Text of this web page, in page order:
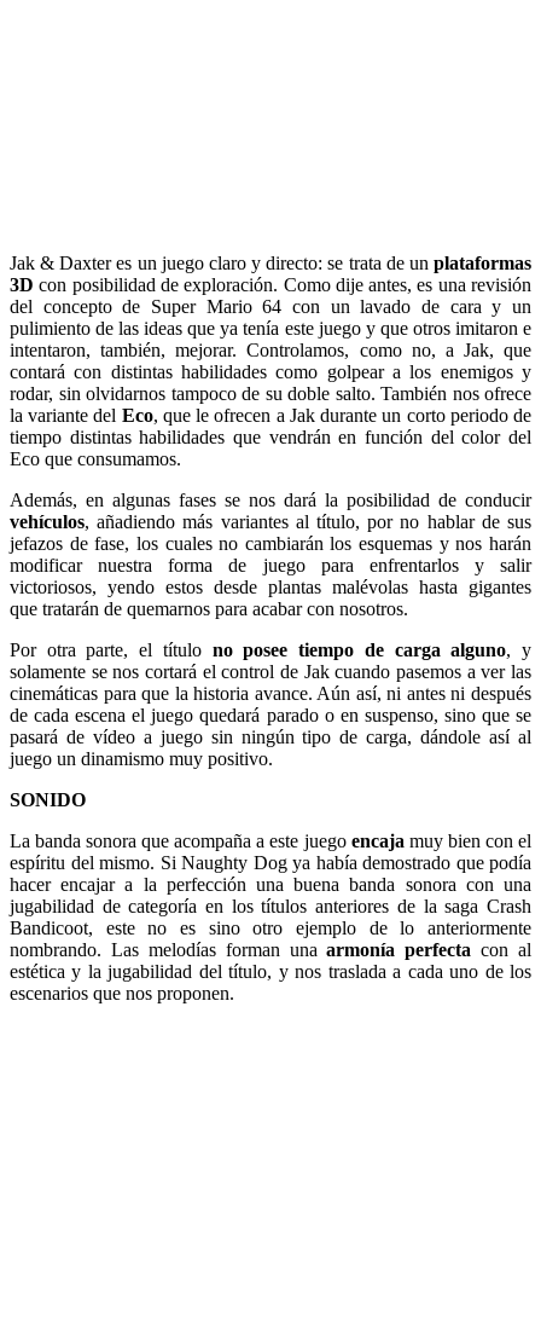
Jak & Daxter es un juego claro y directo: se trata de un plataformas
3D con posibilidad de exploración. Como dije antes, es una revisión
del concepto de Super Mario 64 con un lavado de cara y un
pulimiento de las ideas que ya tenía este juego y que otros imitaron e
intentaron, también, mejorar. Controlamos, como no, a Jak, que
contará con distintas habilidades como golpear a los enemigos y
rodar, sin olvidarnos tampoco de su doble salto. También nos ofrece
la variante del Eco, que le ofrecen a Jak durante un corto periodo de
tiempo distintas habilidades que vendrán en función del color del
Eco que consumamos.
Además, en algunas fases se nos dará la posibilidad de conducir
vehículos, añadiendo más variantes al título, por no hablar de sus
jefazos de fase, los cuales no cambiarán los esquemas y nos harán
modificar nuestra forma de juego para enfrentarlos y salir
victoriosos, yendo estos desde plantas malévolas hasta gigantes
que tratarán de quemarnos para acabar con nosotros.
Por otra parte, el título no posee tiempo de carga alguno, y
solamente se nos cortará el control de Jak cuando pasemos a ver las
cinemáticas para que la historia avance. Aún así, ni antes ni después
de cada escena el juego quedará parado o en suspenso, sino que se
pasará de vídeo a juego sin ningún tipo de carga, dándole así al
juego un dinamismo muy positivo.
SONIDO
La banda sonora que acompaña a este juego encaja muy bien con el
espíritu del mismo. Si Naughty Dog ya había demostrado que podía
hacer encajar a la perfección una buena banda sonora con una
jugabilidad de categoría en los títulos anteriores de la saga Crash
Bandicoot, este no es sino otro ejemplo de lo anteriormente
nombrando. Las melodías forman unaarmonía perfecta con al
estética y la jugabilidad del título, y nos traslada a cada uno de los
escenarios que nos proponen.